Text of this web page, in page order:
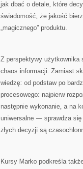
jak dbać o detale, które
świadomość, że jakość
„magicznego” produktu.
Z perspektywy użytkownika
chaos informacji. Zamiast
wiedzę: od podstaw po
procesowego: najpierw
następnie wykonanie, a na
uniwersalne — sprawdza
złych decyzji są
Kursy Marko podkreśla